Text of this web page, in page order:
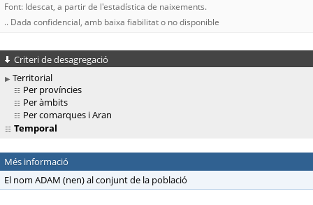
Font: Idescat, a partir de l'estadística de naixements.
.. Dada confidencial, amb baixa fiabilitat o no disponible
Criteri de desagregació
Territorial
Per províncies
Per àmbits
Per comarques i Aran
Temporal
Més informació
El nom ADAM (nen) al conjunt de la població